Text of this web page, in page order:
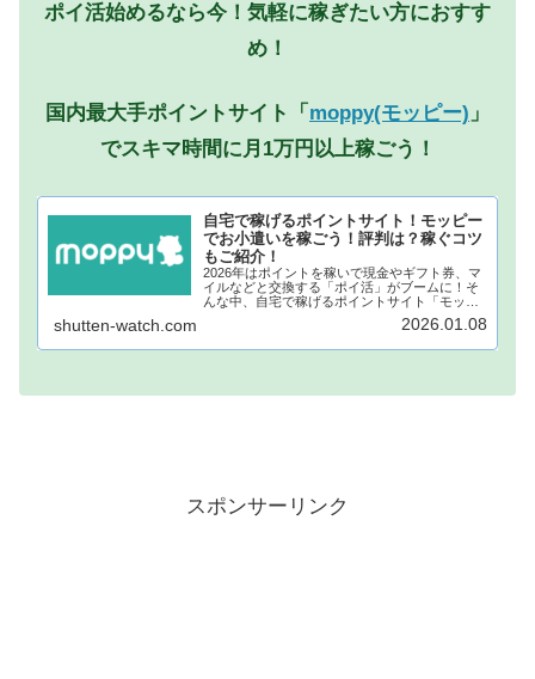
ポイ活始めるなら今！気軽に稼ぎたい方におすす
め！
国内最大手ポイントサイト「 moppy(モッピー) 」
でスキマ時間に月1万円以上稼ごう！
自宅で稼げるポイントサイト！モッピー
でお小遣いを稼ごう！評判は？稼ぐコツ
もご紹介！
2026年はポイントを稼いで現金やギフト券、マ
イルなどと交換する「ポイ活」がブームに！そ
んな中、自宅で稼げるポイントサイト「モッピ
ー」が注目されています！モッピーに登録し、
自宅でポイントを稼げば、あなたも月1万円稼ぐ
shutten-watch.com 2026.01.08
スポンサーリンク